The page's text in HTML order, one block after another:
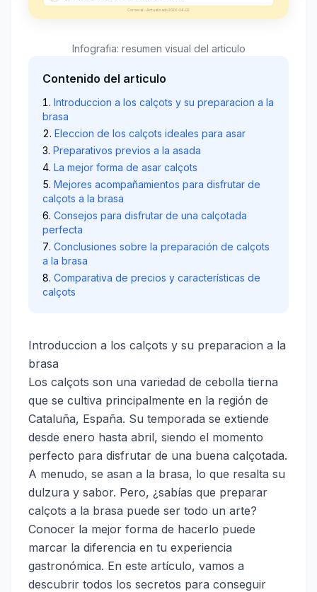
Comecat - Actualizado 2026-04-02
Infografia: resumen visual del articulo
Contenido del articulo
Introduccion a los calçots y su preparacion a la
brasa
Eleccion de los calçots ideales para asar
Preparativos previos a la asada
La mejor forma de asar calçots
Mejores acompañamientos para disfrutar de
calçots a la brasa
Consejos para disfrutar de una calçotada
perfecta
Conclusiones sobre la preparación de calçots
a la brasa
Comparativa de precios y características de
calçots
Introduccion a los calçots y su preparacion a la
brasa
Los calçots son una variedad de cebolla tierna
que se cultiva principalmente en la región de
Cataluña, España. Su temporada se extiende
desde enero hasta abril, siendo el momento
perfecto para disfrutar de una buena calçotada.
A menudo, se asan a la brasa, lo que resalta su
dulzura y sabor. Pero, ¿sabías que preparar
calçots a la brasa puede ser todo un arte?
Conocer la mejor forma de hacerlo puede
marcar la diferencia en tu experiencia
gastronómica. En este artículo, vamos a
descubrir todos los secretos para conseguir